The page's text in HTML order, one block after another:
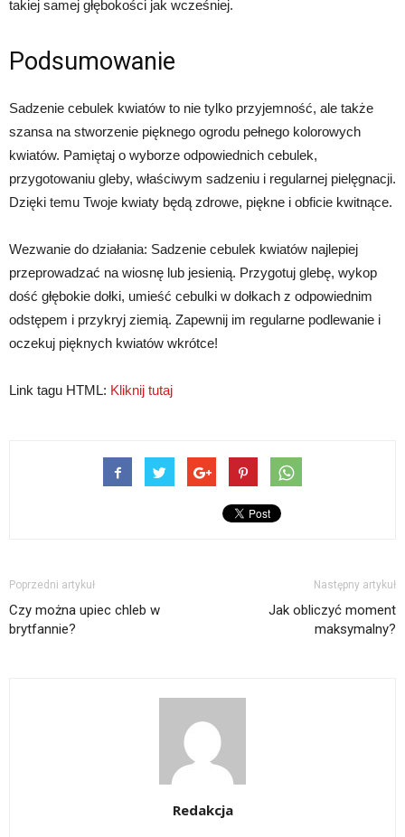
takiej samej głębokości jak wcześniej.
Podsumowanie
Sadzenie cebulek kwiatów to nie tylko przyjemność, ale także
szansa na stworzenie pięknego ogrodu pełnego kolorowych
kwiatów. Pamiętaj o wyborze odpowiednich cebulek,
przygotowaniu gleby, właściwym sadzeniu i regularnej pielęgnacji.
Dzięki temu Twoje kwiaty będą zdrowe, piękne i obficie kwitnące.
Wezwanie do działania: Sadzenie cebulek kwiatów najlepiej
przeprowadzać na wiosnę lub jesienią. Przygotuj glebę, wykop
dość głębokie dołki, umieść cebulki w dołkach z odpowiednim
odstępem i przykryj ziemią. Zapewnij im regularne podlewanie i
oczekuj pięknych kwiatów wkrótce!
Link tagu HTML: Kliknij tutaj
Poprzedni artykuł
Czy można upiec chleb w
brytfannie?
Następny artykuł
Jak obliczyć moment
maksymalny?
Redakcja